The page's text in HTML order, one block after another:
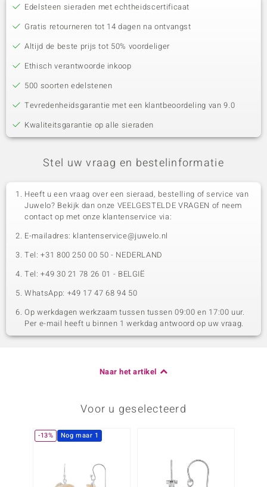
Edelsteen sieraden met echtheidscertificaat
Gratis retourneren tot 14 dagen na ontvangst
Altijd de beste prijs tot 50% voordeliger
Ethisch verantwoorde inkoop
500 soorten edelstenen
Tevredenheidsgarantie met een klantbeoordeling van 9.0
Kwaliteitsgarantie op alle sieraden
Stel uw vraag en bestelinformatie
Heeft u een vraag over een sieraad, bestelling of service van
Juwelo? Bekijk dan onze VEELGESTELDE VRAGEN of neem
contact op met onze klantenservice via:
E-mailadres: klantenservice@juwelo.nl
Tel: +31 800 250 00 50 - NEDERLAND
Tel: +49 30 21 78 26 01 - BELGIË
WhatsApp: +49 17 47 68 94 50
Op werkdagen werkzaam tussen tussen 09:00 en 17:00 uur.
Per e-mail heeft u binnen 1 werkdag antwoord op uw vraag.
Naar het artikel
Voor u geselecteerd
-13% Nog maar 1